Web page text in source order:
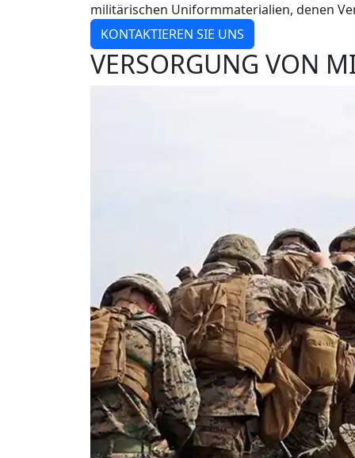
militärischen Uniformmaterialien, denen
KONTAKTIEREN SIE UNS
VERSORGUNG VON